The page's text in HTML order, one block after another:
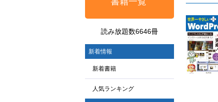
読み放題数6646冊
新着情報
新着書籍
人気ランキング